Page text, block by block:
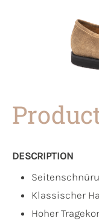
DESCRIPTION
Klassischer
Hoher